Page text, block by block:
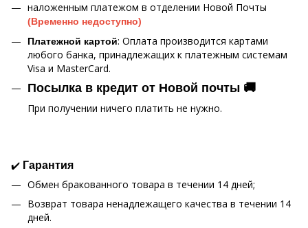
наложенным платежом в отделении Новой Почты
(Временно недоступно)
Платежной картой: Оплата производится картами
любого банка, принадлежащих к платежным системам
Visa и MasterCard.
Посылка в кредит от Новой почты 🚚
При получении ничего платить не нужно.
✔️ Гарантия
Обмен бракованного товара в течении 14 дней;
Возврат товара ненадлежащего качества в течении 14
дней.